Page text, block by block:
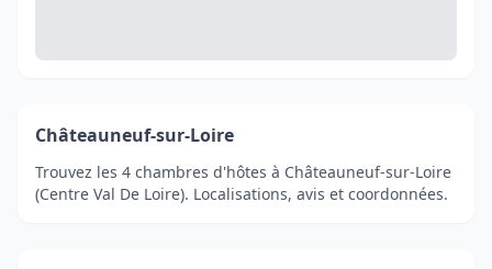
Châteauneuf-sur-Loire
Trouvez les 4 chambres d'hôtes à Châteauneuf-sur-Loire
(Centre Val De Loire). Localisations, avis et coordonnées.